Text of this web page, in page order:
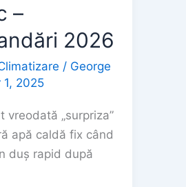
–
2026
/ George
1, 2025
vreodată „surpriza”
apă caldă fix când
duș rapid după